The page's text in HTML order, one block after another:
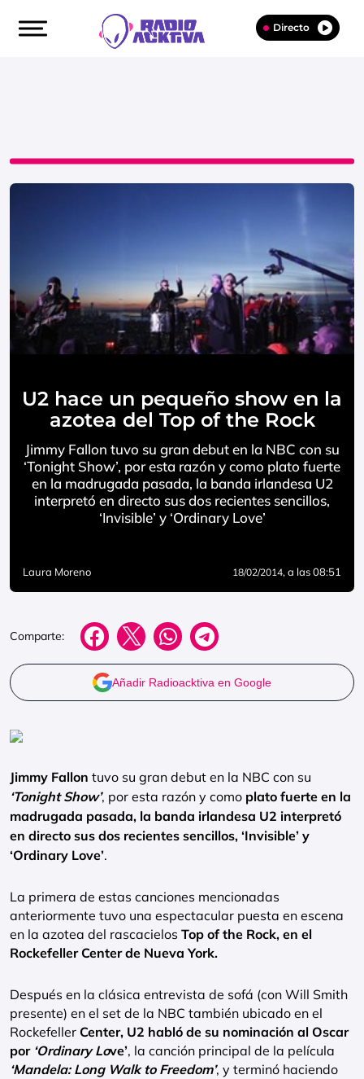
Directo
U2 hace un pequeño show en la
azotea del Top of the Rock
Jimmy Fallon tuvo su gran debut en la NBC con su
‘Tonight Show’, por esta razón y como plato fuerte
en la madrugada pasada, la banda irlandesa U2
interpretó en directo sus dos recientes sencillos,
‘Invisible’ y ‘Ordinary Love’
Laura Moreno 18/02/2014, a las 08:51
Comparte:
Añadir Radioacktiva en Google
Jimmy Fallon tuvo su gran debut en la NBC con su
‘Tonight Show’, por esta razón y como plato fuerte en la
madrugada pasada, la banda irlandesa U2 interpretó
en directo sus dos recientes sencillos, ‘Invisible’ y
‘Ordinary Love’.
La primera de estas canciones mencionadas
anteriormente tuvo una espectacular puesta en escena
en la azotea del rascacielos Top of the Rock, en el
Rockefeller Center de Nueva York.
Después en la clásica entrevista de sofá (con Will Smith
presente) en el set de la NBC también ubicado en el
Rockefeller Center, U2 habló de su nominación al Oscar
por ‘Ordinary Love’, la canción principal de la película
‘Mandela: Long Walk to Freedom’, y terminó haciendo